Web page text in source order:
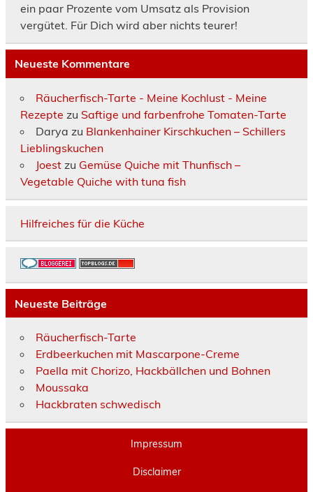
ein paar Prozente vom Umsatz als Provision
vergütet. Für Dich wird aber nichts teurer!
Neueste Kommentare
Räucherfisch-Tarte - Meine Kochlust - Meine
Rezepte zu Saftige und farbenfrohe Tomaten-Tarte
Darya zu Blankenhainer Kirschkuchen – Schillers
Lieblingskuchen
Joestzu Gemüse Quiche mit Thunfisch –
Vegetable Quiche with tuna fish
Hilfreiches für die Küche
Neueste Beiträge
Räucherfisch-Tarte
Erdbeerkuchen mit Mascarpone-Creme
Paella mit Chorizo, Hackbällchen und Bohnen
Moussaka
Hackbraten schwedisch
Impressum
Disclaimer